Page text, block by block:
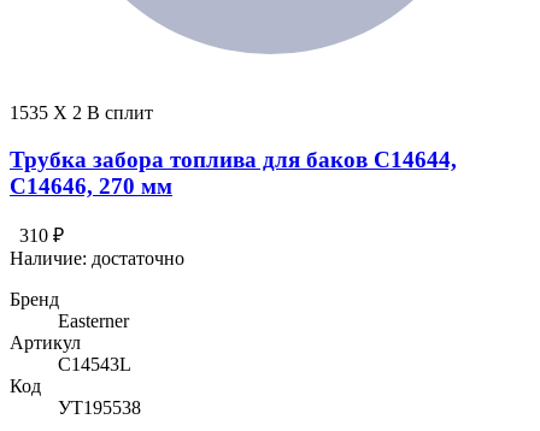
1535 X 2 В сплит
Трубка забора топлива для баков C14644,
С14646, 270 мм
310 ₽
Наличие: достаточно
Бренд
Easterner
Артикул
C14543L
Код
УТ195538